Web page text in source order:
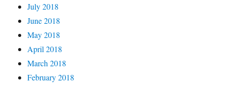
July 2018
June 2018
May 2018
April 2018
March 2018
February 2018